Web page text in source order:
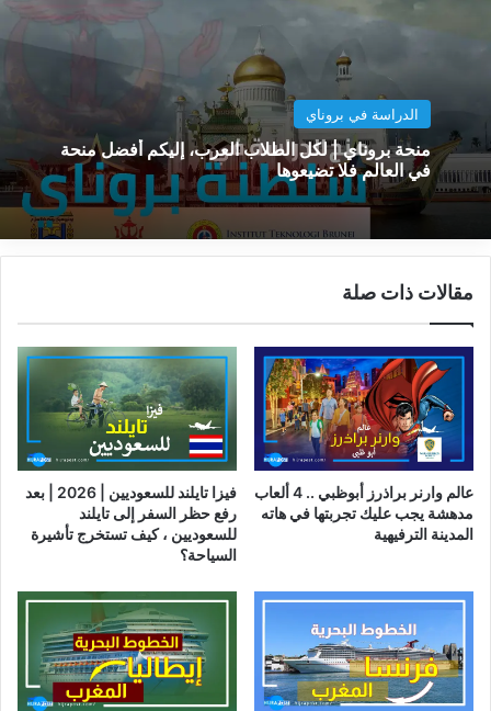
الدراسة في بروناي
منحة بروناي | لكل الطلاب العرب، إليكم أفضل منحة
في العالم فلا تضيعوها
مقالات ذات صلة
عالم وارنر براذرز أبوظبي .. 4 ألعاب
مدهشة يجب عليك تجربتها في هاته
المدينة الترفيهية
فيزا تايلند للسعوديين | 2026 | بعد
رفع حظر السفر إلى تايلند
للسعوديين ، كيف تستخرج تأشيرة
السياحة؟